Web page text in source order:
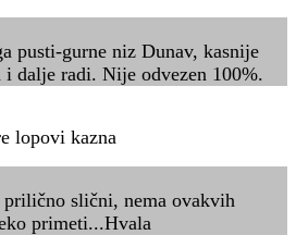
pusti-gurne niz Dunav, kasnije
i dalje radi. Nije odvezen 100%.
lopovi kazna
prilično slični, nema ovakvih
primeti...Hvala